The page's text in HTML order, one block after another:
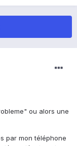
ou alors une
par mon téléphone